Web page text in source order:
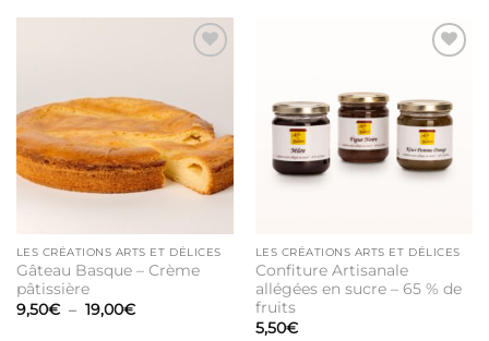
souhaits
LES CRÉATIONS ARTS ET DÉLICES
Gâteau Basque – Crème
pâtissière
9,50€ – 19,00€Plage
de
souhaits
LES CRÉATIONS ARTS ET DÉLICES
Confiture Artisanale
allégées en sucre – 65 % de
fruits
5,50€